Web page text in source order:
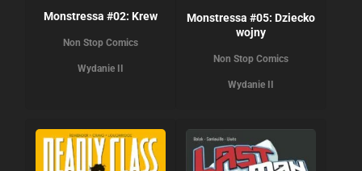
Monstressa #02: Krew
Non Stop Comics
Wydanie II
Monstressa #05: Dziecko
wojny
Non Stop Comics
Wydanie II